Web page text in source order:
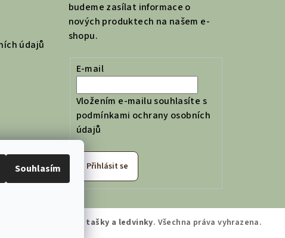
Souhlasím
údajů
budeme zasílat informace o
nových produktech na našem e-
shopu.
E-mail
Vložením e-mailu souhlasíte s
podmínkami ochrany osobních
údajů
Přihlásit se
Jejich Dílna | České tašky a ledvinky. Všechna práva vyhrazena.